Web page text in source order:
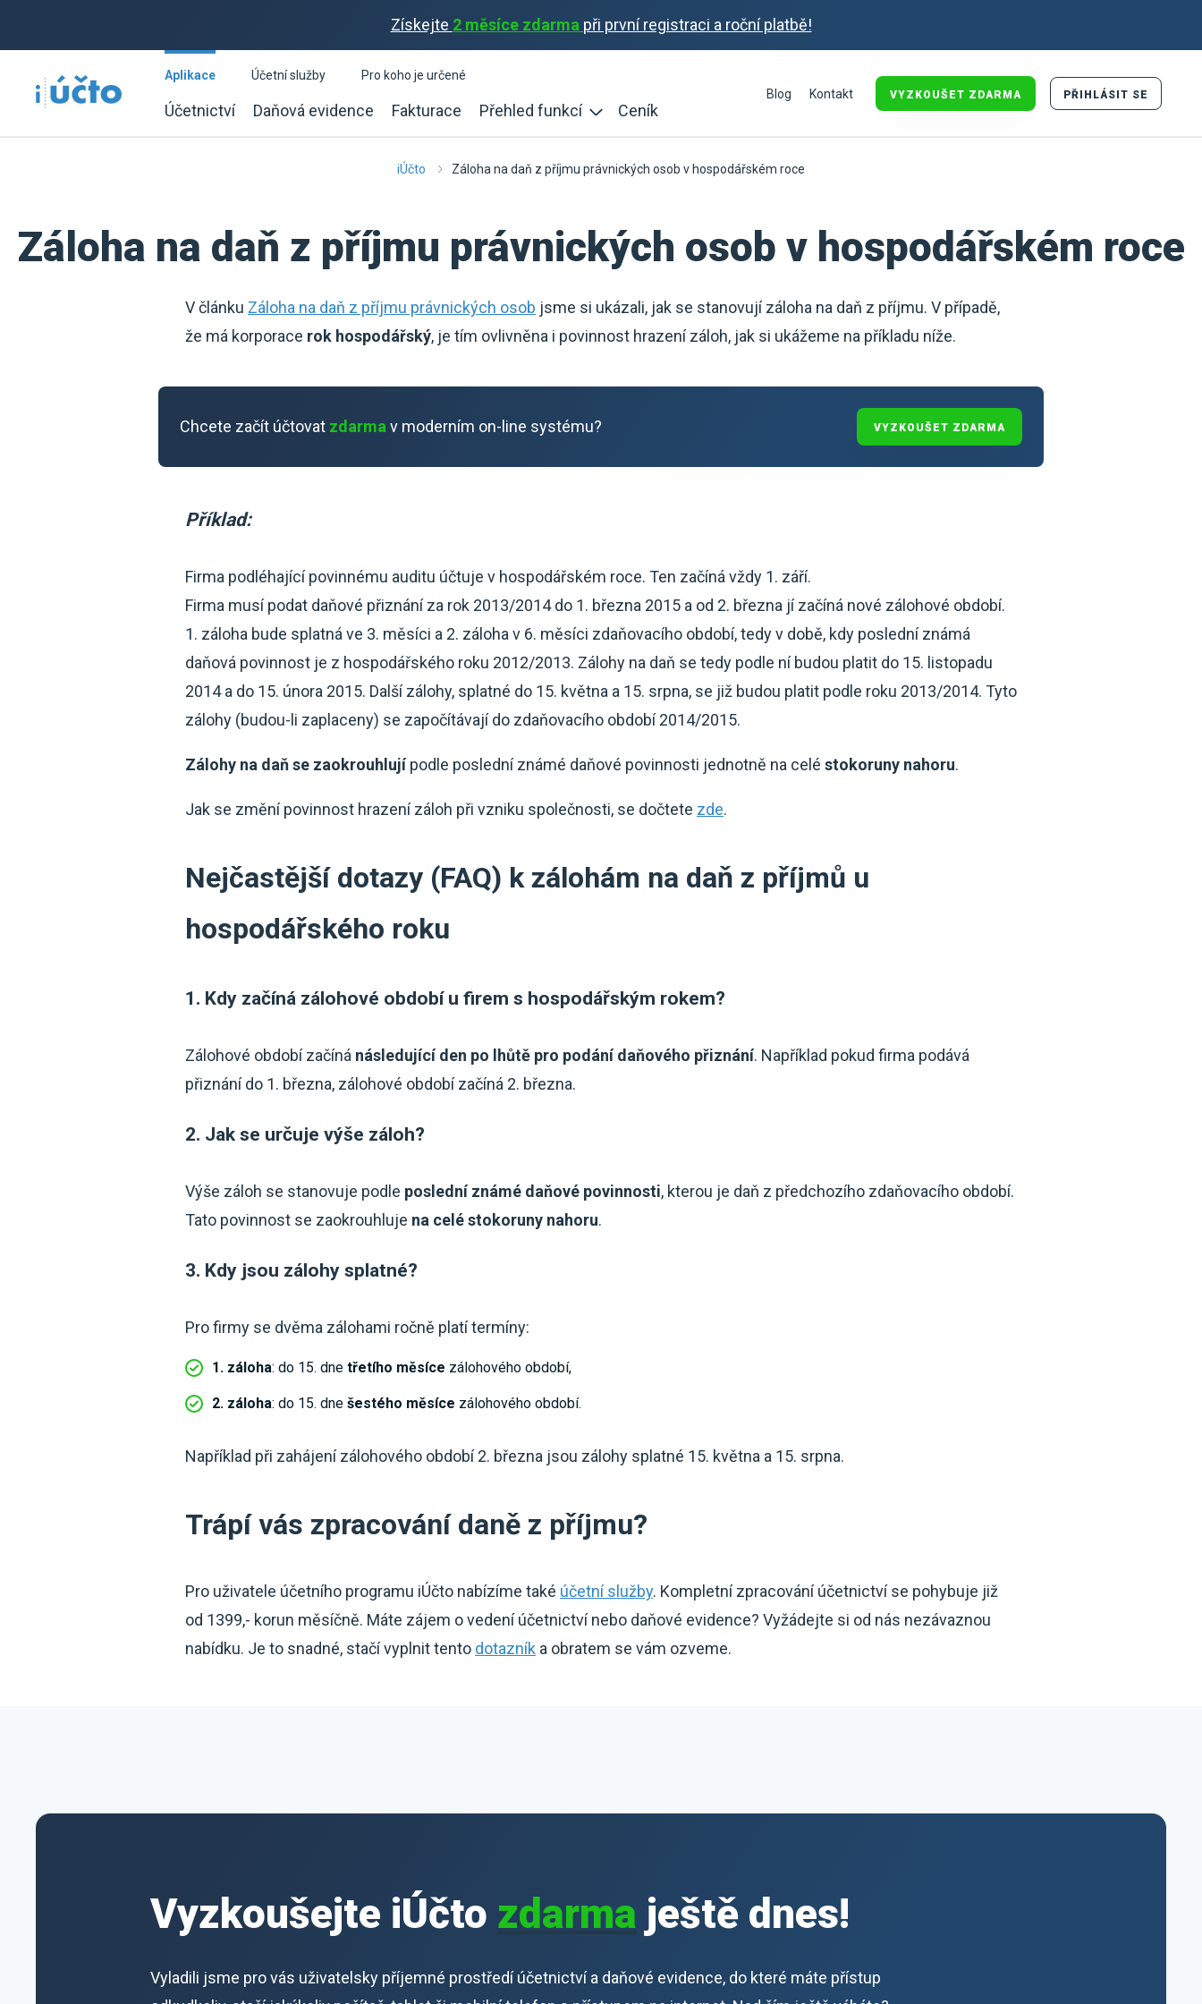
Získejte 2 měsíce zdarma při první registraci a roční platbě!
Aplikace
Účetnictví Daňová evidence Fakturace Přehled funkcí Ceník
Účetní služby
Pro koho je určené
Blog
Kontakt VYZKOUŠET ZDARMA PŘIHLÁSIT SE
iÚčto Záloha na daň z příjmu právnických osob v hospodářském roce
Záloha na daň z příjmu právnických osob v hospodářském roce
V článku Záloha na daň z příjmu právnických osob jsme si ukázali, jak se stanovují záloha na daň z příjmu. V případě,
že má korporace rok hospodářský, je tím ovlivněna i povinnost hrazení záloh, jak si ukážeme na příkladu níže.
Chcete začít účtovat zdarma v moderním on-line systému? VYZKOUŠET ZDARMA
Příklad:
Firma podléhající povinnému auditu účtuje v hospodářském roce. Ten začíná vždy 1. září.
Firma musí podat daňové přiznání za rok 2013/2014 do 1. března 2015 a od 2. března jí začíná nové zálohové období.
1. záloha bude splatná ve 3. měsíci a 2. záloha v 6. měsíci zdaňovacího období, tedy v době, kdy poslední známá
daňová povinnost je z hospodářského roku 2012/2013. Zálohy na daň se tedy podle ní budou platit do 15. listopadu
2014 a do 15. února 2015. Další zálohy, splatné do 15. května a 15. srpna, se již budou platit podle roku 2013/2014. Tyto
zálohy (budou-li zaplaceny) se započítávají do zdaňovacího období 2014/2015.
Zálohy na daň se zaokrouhlujípodle poslední známé daňové povinnosti jednotně na celé stokoruny nahoru.
Jak se změní povinnost hrazení záloh při vzniku společnosti, se dočtete zde.
Nejčastější dotazy (FAQ) k zálohám na daň z příjmů u
hospodářského roku
1. Kdy začíná zálohové období u firem s hospodářským rokem?
Zálohové období začíná následující den po lhůtě pro podání daňového přiznání. Například pokud firma podává
přiznání do 1. března, zálohové období začíná 2. března.
2. Jak se určuje výše záloh?
Výše záloh se stanovuje podle poslední známé daňové povinnosti, kterou je daň z předchozího zdaňovacího období.
Tato povinnost se zaokrouhluje na celé stokoruny nahoru.
3. Kdy jsou zálohy splatné?
Pro firmy se dvěma zálohami ročně platí termíny:
1. záloha: do 15. dne třetího měsíce zálohového období,
2. záloha: do 15. dne šestého měsíce zálohového období.
Například při zahájení zálohového období 2. března jsou zálohy splatné 15. května a 15. srpna.
Trápí vás zpracování daně z příjmu?
Pro uživatele účetního programu iÚčto nabízíme také účetní služby. Kompletní zpracování účetnictví se pohybuje již
od 1399,- korun měsíčně. Máte zájem o vedení účetnictví nebo daňové evidence? Vyžádejte si od nás nezávaznou
nabídku. Je to snadné, stačí vyplnit tento dotazník a obratem se vám ozveme.
Vyzkoušejte iÚčto zdarma ještě dnes!
Vyladili jsme pro vás uživatelsky příjemné prostředí účetnictví a daňové evidence, do které máte přístup